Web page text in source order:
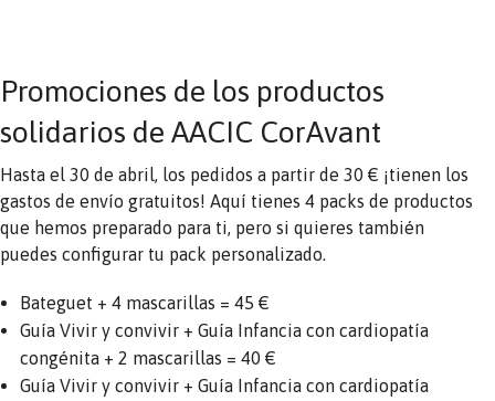
Promociones de los productos
solidarios de AACIC CorAvant
Hasta el 30 de abril, los pedidos a partir de 30 € ¡tienen los
gastos de envío gratuitos! Aquí tienes 4 packs de productos
que hemos preparado para ti, pero si quieres también
puedes configurar tu pack personalizado.
Bateguet + 4 mascarillas = 45 €
Guía Vivir y convivir + Guía Infancia con cardiopatía
congénita + 2 mascarillas = 40 €
Guía Vivir y convivir + Guía Infancia con cardiopatía